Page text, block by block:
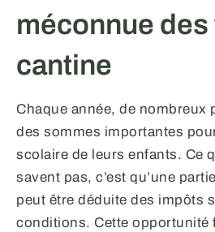
méconnue
cantine
Chaque année, de nombreux
des sommes importantes
scolaire de leurs enfants. Ce
savent pas, c’est qu’une
peut être déduite des impôts
conditions. Cette opportunité